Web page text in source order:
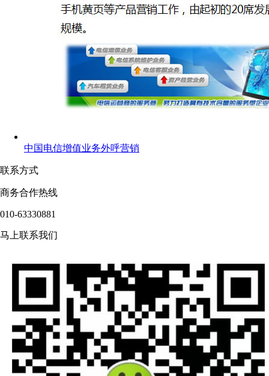
中国电信增值业务外呼营销
联系方式
商务合作热线
010-63330881
马上联系我们